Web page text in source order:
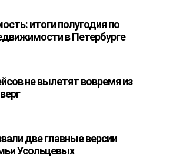
итоги полугодия по
в Петербурге
не вылетят вовремя из
две главные версии
Усольцевых